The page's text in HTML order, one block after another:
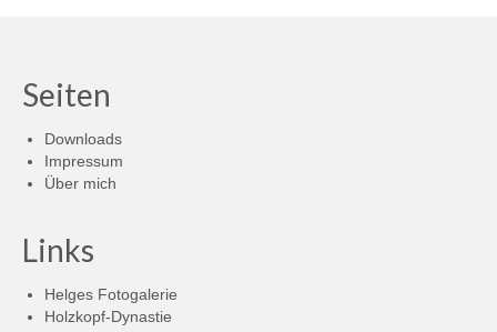
Seiten
Downloads
Impressum
Über mich
Links
Helges Fotogalerie
Holzkopf-Dynastie